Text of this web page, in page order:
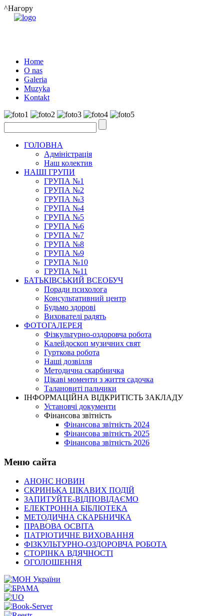
^Нагору
Home
O nas
Galeria
Muzyka
Kontakt
ГОЛОВНА
Адміністрація
Наш колектив
НАШІ ГРУПИ
ГРУПА №1
ГРУПА №2
ГРУПА №3
ГРУПА №4
ГРУПА №5
ГРУПА №6
ГРУПА №7
ГРУПА №8
ГРУПА №9
ГРУПА №10
ГРУПА №11
БАТЬКІВСЬКИЙ ВСЕОБУЧ
Поради психолога
Консультативний центр
Будьмо здорові
Вихователі радять
ФОТОГАЛЕРЕЯ
Фізкультурно-оздоровча робота
Калейдоскоп музичних свят
Гурткова робота
Наші дозвілля
Методична скарбничка
Цікаві моменти з життя садочка
Талановиті пальчики
ІНФОРМАЦІЙНА ВІДКРИТІСТЬ ЗАКЛАДУ
Установчі документи
Фінансова звітність
Фінансова звітність 2024
Фінансова звітність 2025
Фінансова звітність 2026
Меню сайта
АНОНС НОВИН
СКРИНЬКА ЦІКАВИХ ПОДІЙ
ЗАПИТУЙТЕ-ВІДПОВІДАЄМО
ЕЛЕКТРОННА БІБЛІОТЕКА
МЕТОДИЧНА СКАРБНИЧКА
ПРАВОВА ОСВІТА
ПАТРІОТИЧНЕ ВИХОВАННЯ
ФІЗКУЛЬТУРНО-ОЗДОРОВЧА РОБОТА
СТОРІНКА ВДЯЧНОСТІ
ОГОЛОШЕННЯ